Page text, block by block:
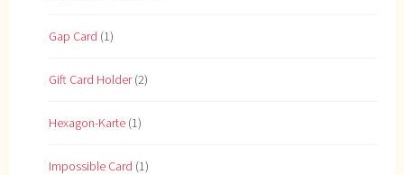
Gap Card (1)
Gift Card Holder(2)
Hexagon-Karte (1)
Impossible Card (1)